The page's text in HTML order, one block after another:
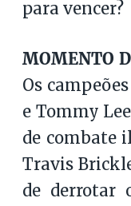
para vencer?
MOMENTO
Os
e Tommy
de combate
Travis
de derrotar